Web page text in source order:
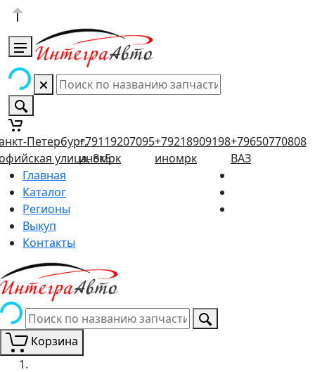
Петербург,
улица, 8к5
+79119207095
иномрк
+79218909198
иномрк
+79650770808
ВАЗ
Главная
Каталог
Регионы
Выкуп
Контакты
Корзина